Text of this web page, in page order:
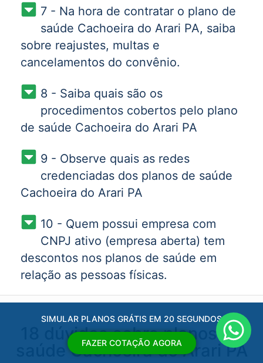
7 - Na hora de contratar o plano de
saúde Cachoeira do Arari PA, saiba
sobre reajustes, multas e
cancelamentos do convênio.
8 - Saiba quais são os
procedimentos cobertos pelo plano
de saúde Cachoeira do Arari PA
9 - Observe quais as redes
credenciadas dos planos de saúde
Cachoeira do Arari PA
10 - Quem possui empresa com
CNPJ ativo (empresa aberta) tem
descontos nos planos de saúde em
relação as pessoas físicas.
18 dúvidas sobre planos de
saúde Cachoeira do Arari PA
SIMULAR PLANOS GRÁTIS EM 20 SEGUNDOS
FAZER COTAÇÃO AGORA